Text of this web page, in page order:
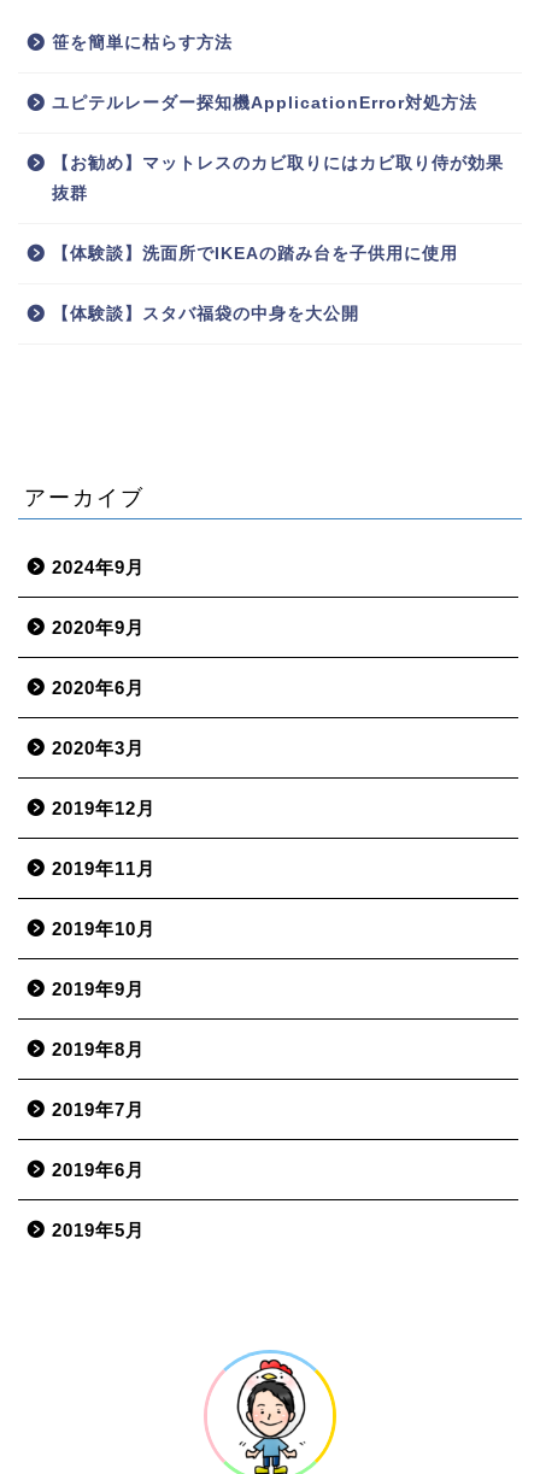
笹を簡単に枯らす方法
ユピテルレーダー探知機ApplicationError対処方法
【お勧め】マットレスのカビ取りにはカビ取り侍が効果
抜群
【体験談】洗面所でIKEAの踏み台を子供用に使用
【体験談】スタバ福袋の中身を大公開
アーカイブ
2024年9月
2020年9月
2020年6月
2020年3月
2019年12月
2019年11月
2019年10月
2019年9月
2019年8月
2019年7月
2019年6月
2019年5月